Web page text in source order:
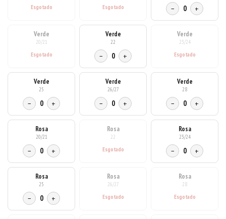
− 0 +
Verde
20/21
Verde
22
− 0 +
Verde
23/24
Verde
25
− 0 +
Verde
26/27
− 0 +
Verde
28
− 0 +
Rosa
20/21
− 0 +
Rosa
22
Rosa
23/24
− 0 +
Rosa
25
− 0 +
Rosa
26/27
Rosa
28